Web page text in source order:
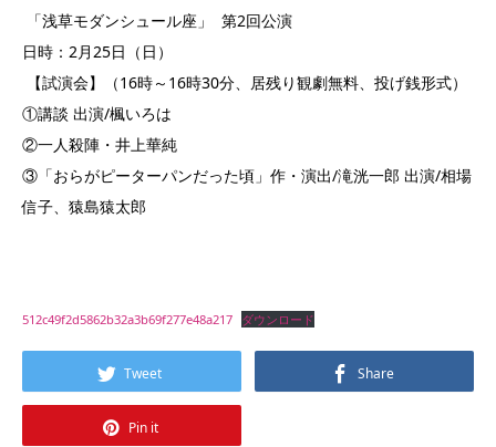
「浅草モダンシュール座」 第2回公演
日時：2月25日（日）
【試演会】（16時～16時30分、居残り観劇無料、投げ銭形式）
①講談 出演/楓いろは
②一人殺陣・井上華純
③「おらがピーターパンだった頃」作・演出/滝洸一郎 出演/相場
信子、猿島猿太郎
512c49f2d5862b32a3b69f277e48a217 ダウンロード
Tweet Share
Pin it